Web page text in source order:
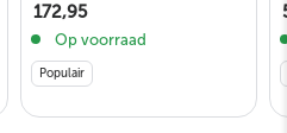
172,95
Op voorraad
Populair